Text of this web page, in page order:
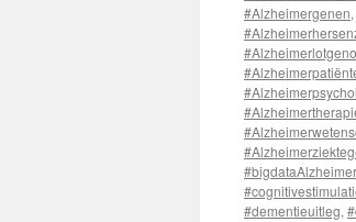
#Alzheimergenen,
#bigdataAlzheimer
#dementieuitleg,